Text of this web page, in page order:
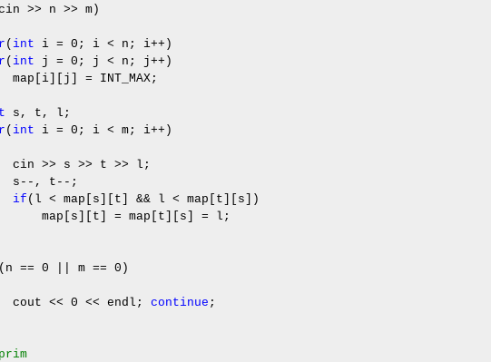
>> n >> m)
( int i = 0 ; i < n; i++ )
( int j = 0 ; j < n; j++ )
= INT_MAX;
s, t, l;
( int i = 0 ; i < m; i++ )
>> s >> t >> l;
-- , t -- ;
if (l < map[s][t] && l < map[t][s])
= map[t][s] = l;
(n == 0 m == 0 )
<< 0 << endl; continue ;
prim